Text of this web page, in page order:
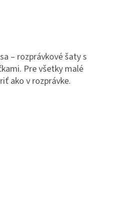
– rozprávkové šaty s
Pre všetky malé
ako v rozprávke.